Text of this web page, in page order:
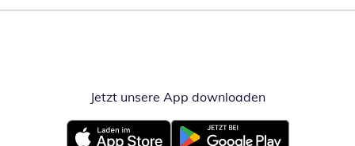
Jetzt unsere App downloadenÖffnet in